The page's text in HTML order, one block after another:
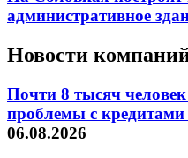
административное
Новости
Почти 8 тысяч
проблемы с
06.08.2026